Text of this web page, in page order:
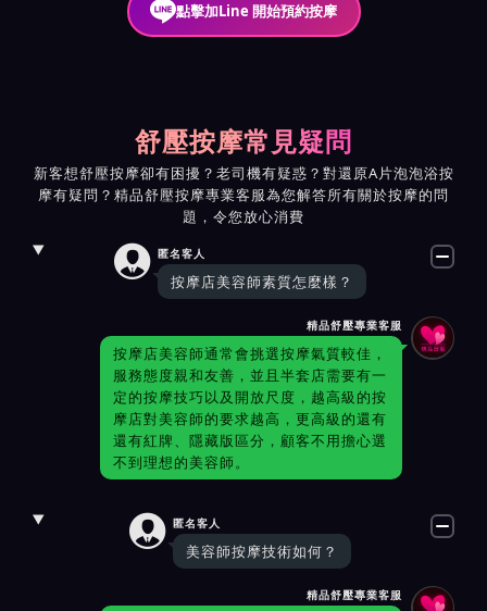
點擊加Line 開始預約按摩
舒壓按摩常見疑問
新客想舒壓按摩卻有困擾？老司機有疑惑？對還原A片泡泡浴按
摩有疑問？精品舒壓按摩專業客服為您解答所有關於按摩的問
題，令您放心消費
 匿名客人
按摩店美容師素質怎麼樣？
精品舒壓專業客服
按摩店美容師通常會挑選按摩氣質較佳，
服務態度親和友善，並且半套店需要有一
定的按摩技巧以及開放尺度，越高級的按
摩店對美容師的要求越高，更高級的還有
還有紅牌、隱藏版區分，顧客不用擔心選
不到理想的美容師。
 匿名客人
美容師按摩技術如何？
精品舒壓專業客服